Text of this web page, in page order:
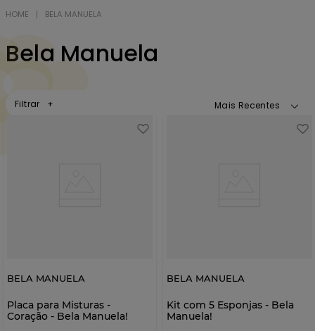
BELA MANUELA
Bela Manuela
Filtrar Mais Recentes
BELA MANUELA
Placa para Misturas -
Coração - Bela Manuela!
BELA MANUELA
Kit com 5 Esponjas - Bela
Manuela!